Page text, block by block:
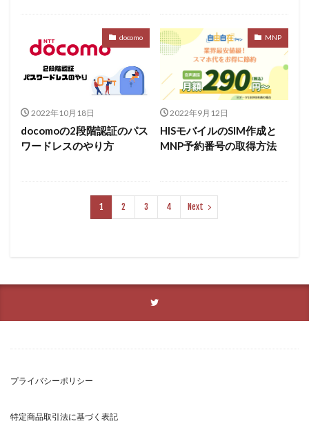
docomo
2022年10月18日
docomoの2段階認証のパス
ワードレスのやり方
MNP
2022年9月12日
HISモバイルのSIM作成と
MNP予約番号の取得方法
1 2 3 4 Next
プライバシーポリシー
特定商品取引法に基づく表記